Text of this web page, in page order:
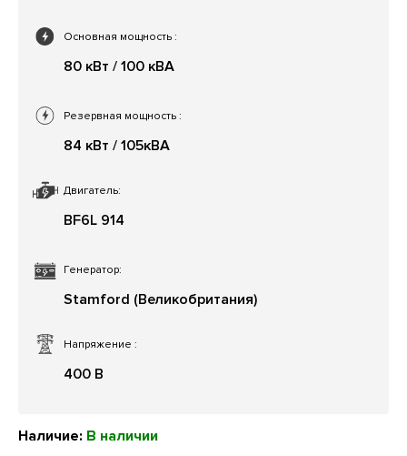
Основная мощность :
80 кВт / 100 кВА
Двигатель:
BF6L 914
Напряжение :
400 В
Резервная мощность :
84 кВт / 105кВА
Генератор:
Stamford (Великобритания)
Наличие: В наличии